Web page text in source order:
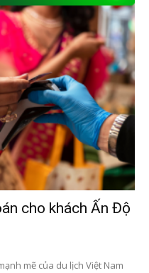
cho khách Ấn Độ
mẽ của du lịch Việt Nam